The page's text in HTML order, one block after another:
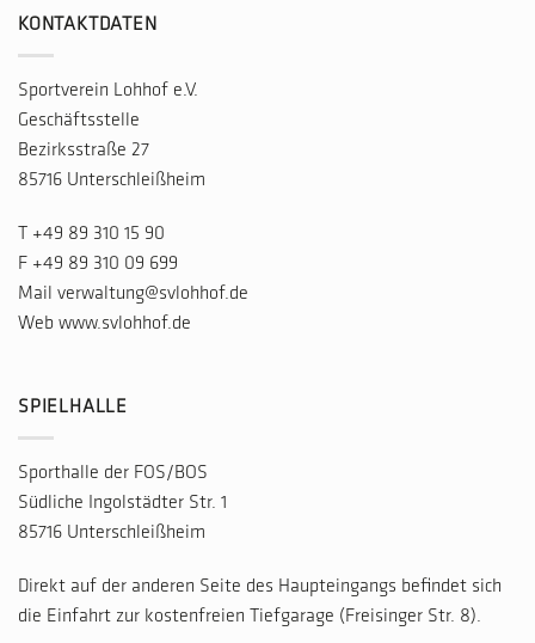
KONTAKTDATEN
Sportverein Lohhof e.V.
Geschäftsstelle
Bezirksstraße 27
85716 Unterschleißheim
T +49 89 310 15 90
F +49 89 310 09 699
Mail verwaltung@svlohhof.de
Web www.svlohhof.de
SPIELHALLE
Sporthalle der FOS/BOS
Südliche Ingolstädter Str. 1
85716 Unterschleißheim
Direkt auf der anderen Seite des Haupteingangs befindet sich
die Einfahrt zur kostenfreien Tiefgarage (Freisinger Str. 8).